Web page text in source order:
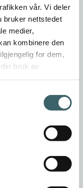
vår. Vi deler
bruker nettstedet
medier,
kombinere den
for dem,
bruk av
segmenter